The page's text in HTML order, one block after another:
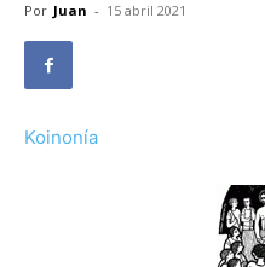
Por Juan - 15 abril 2021
Koinonía